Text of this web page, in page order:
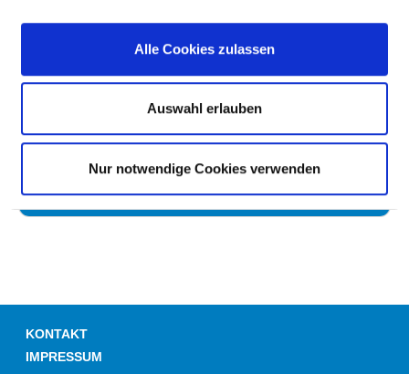
Alle Cookies zulassen
Auswahl erlauben
Nur notwendige Cookies verwenden
UMGANG MIT WUNDEN
HÄNDEDESINFEKTION
UMGANG MIT MRE /MRSA
HYGIENEBEZOGENES RISIKOMANAGEMENT
KONTAKT
IMPRESSUM